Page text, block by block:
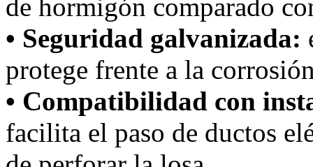
de hormigón comparado
• Seguridad galvanizada:
protege frente a la
• Compatibilidad con
facilita el paso de ductos